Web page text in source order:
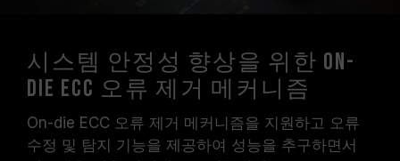
시스템 안정성 향상을 위한 On-
Die ECC 오류 제거 메커니즘
On-die ECC 오류 제거 메커니즘을 지원하고 오류
수정 및 탐지 기능을 제공하여 성능을 추구하면서